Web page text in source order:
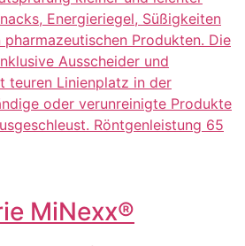
Energieriegel, Süßigkeiten
Produkten. Die
Ausscheider und
teuren Linienplatz in der
oder verunreinigte Produkte
Röntgenleistung 65
MiNexx®